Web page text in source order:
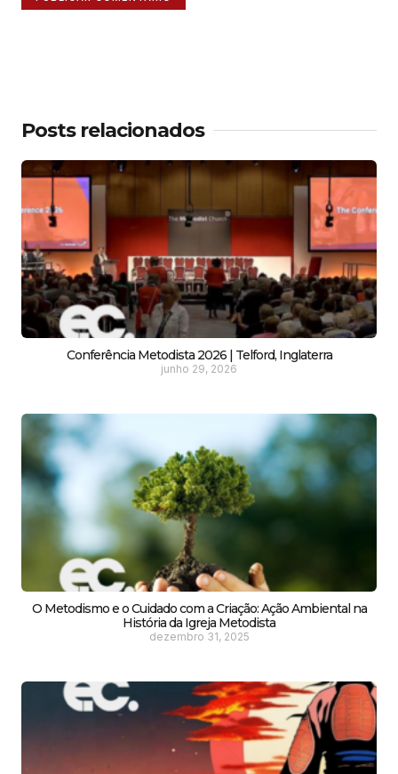
Posts relacionados
Conferência Metodista 2026 | Telford, Inglaterra
junho 29, 2026
O Metodismo e o Cuidado com a Criação: Ação Ambiental na
História da Igreja Metodista
dezembro 31, 2025